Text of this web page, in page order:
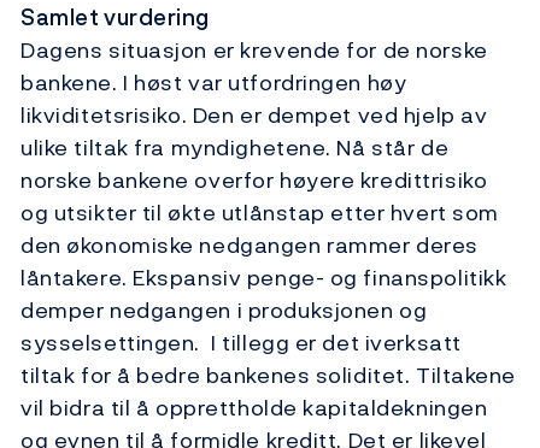
Samlet vurdering
Dagens situasjon er krevende for de norske
bankene. I høst var utfordringen høy
likviditetsrisiko. Den er dempet ved hjelp av
ulike tiltak fra myndighetene. Nå står de
norske bankene overfor høyere kredittrisiko
og utsikter til økte utlånstap etter hvert som
den økonomiske nedgangen rammer deres
låntakere. Ekspansiv penge- og finanspolitikk
demper nedgangen i produksjonen og
sysselsettingen. I tillegg er det iverksatt
tiltak for å bedre bankenes soliditet. Tiltakene
vil bidra til å opprettholde kapitaldekningen
og evnen til å formidle kreditt. Det er likevel